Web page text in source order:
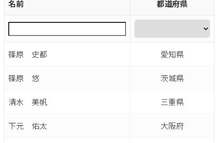
名前
都道府県
篠原 史都 愛知県
篠原 悠 茨城県
清水 美帆 三重県
下元 佑太 大阪府